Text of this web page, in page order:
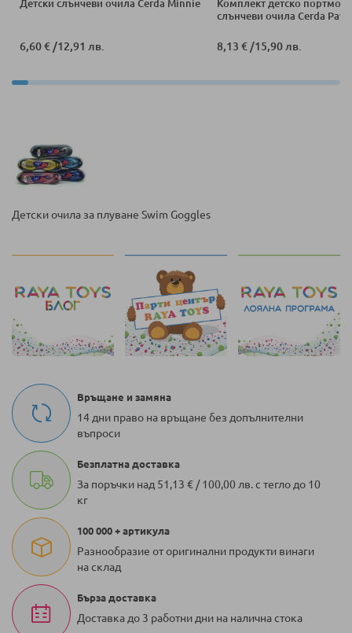
Детски слънчеви очила Cerda Minnie
6,60 €/12,91 лв.
Комплект детско
слънчеви очила Cerda Paw
8,13 €/15,90 лв.
Детски очила за плуване Swim Goggles
Връщане и замяна
14 дни право на връщане без допълнителни
въпроси
Безплатна доставка
За поръчки над 51,13 € / 100,00 лв. с тегло до 10
кг
100 000 + артикула
Разнообразие от оригинални продукти винаги
на склад
Бърза доставка
Доставка до 3 работни дни на налична стока